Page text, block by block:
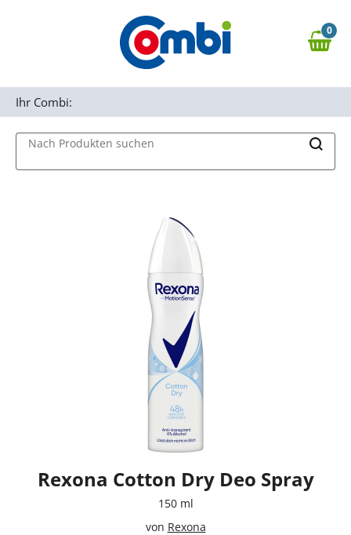
Zur Navigation springen
0,00 €
0
Nach Produkten suchen
Ihr Combi:
Rexona Cotton Dry Deo Spray
150 ml
von Rexona